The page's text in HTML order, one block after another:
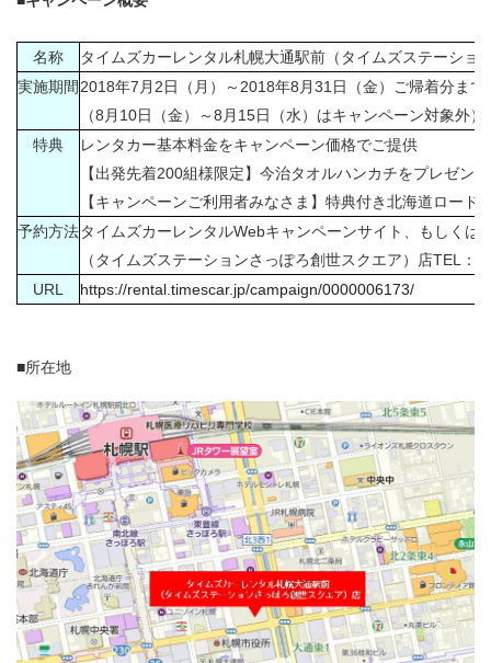
名称
タイムズカーレンタル札幌大通駅前（タイムズステーショ
実施期間 2018年7月2日（月）～2018年8月31日（金）ご帰着分まで
（8月10日（金）～8月15日（水）はキャンペーン対象外）
特典
レンタカー基本料金をキャンペーン価格でご提供
【出発先着200組様限定】今治タオルハンカチをプレゼン
【キャンペーンご利用者みなさま】特典付き北海道ロー
予約方法タイムズカーレンタルWebキャンペーンサイト、もしく
（タイムズステーションさっぽろ創世スクエア）店TEL：
URL
https://rental.timescar.jp/campaign/0000006173/
■所在地